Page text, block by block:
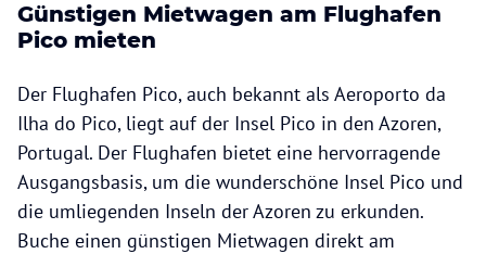
Günstigen Mietwagen am Flughafen
Pico mieten
Der Flughafen Pico, auch bekannt als Aeroporto da
Ilha do Pico, liegt auf der Insel Pico in den Azoren,
Portugal. Der Flughafen bietet eine hervorragende
Ausgangsbasis, um die wunderschöne Insel Pico und
die umliegenden Inseln der Azoren zu erkunden.
Buche einen günstigen Mietwagen direkt am